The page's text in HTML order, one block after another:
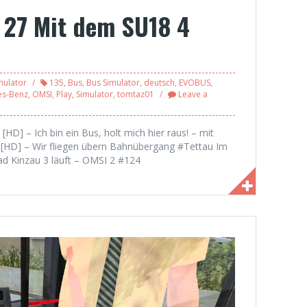
Mit dem SU18 4
135, Bus, Bus Simulator, deutsch, EVOBUS,
Benz, OMSI, Play, Simulator, tomtaz01 Leave a
– Ich bin ein Bus, holt mich hier raus! – mit
– Wir fliegen übern Bahnübergang #Tettau Im
Kinzau 3 läuft – OMSI 2 #124